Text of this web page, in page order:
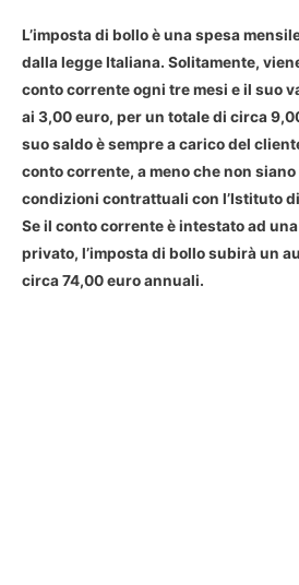
L’imposta di bollo è una spesa
dalla legge Italiana. Solitamente,
conto corrente ogni tre mesi e il suo
ai 3,00 euro, per un totale di circa
suo saldo è sempre a carico del
conto corrente, a meno che non
condizioni contrattuali con l’Istituto
Se il conto corrente è intestato ad
privato, l’imposta di bollo subirà un
circa 74,00 euro annuali.